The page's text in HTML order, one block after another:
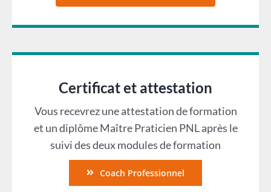
Certificat et attestation
Vous recevrez une attestation de formation
et un diplôme Maître Praticien PNL après le
suivi des deux modules de formation
Coach Professionnel